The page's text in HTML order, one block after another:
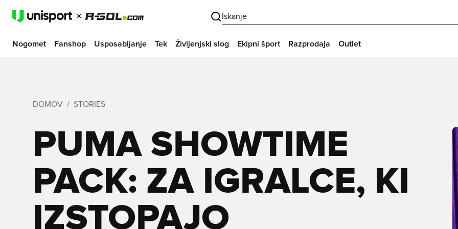
Iskanje
Nogomet Fanshop Usposabljanje Tek Življenjski slog Ekipni šport Razprodaja Outlet
DOMOV STORIES
PUMA SHOWTIME
PACK: ZA IGRALCE, KI
IZSTOPAJO